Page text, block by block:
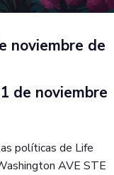
noviembre de
de noviembre
políticas de Life
AVE STE